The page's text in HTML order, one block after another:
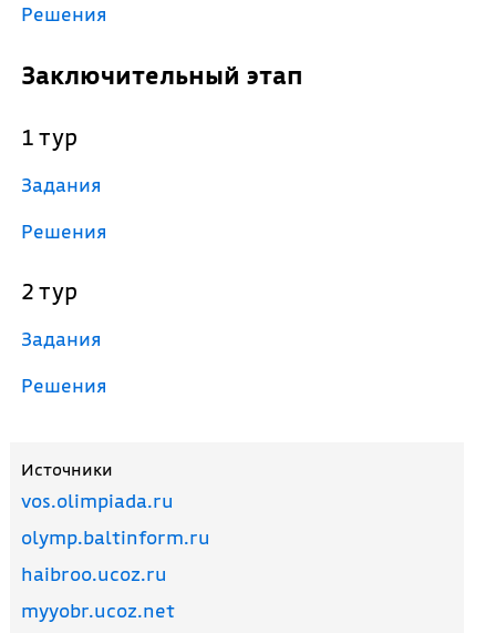
Решения
Заключительный этап
1 тур
Задания
Решения
2 тур
Задания
Решения
Источники
vos.olimpiada.ru
olymp.baltinform.ru
haibroo.ucoz.ru
myyobr.ucoz.net